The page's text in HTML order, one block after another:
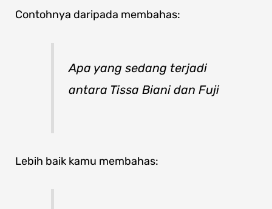
Contohnya daripada membahas:
Apa yang sedang terjadi
antara Tissa Biani dan Fuji
Lebih baik kamu membahas: